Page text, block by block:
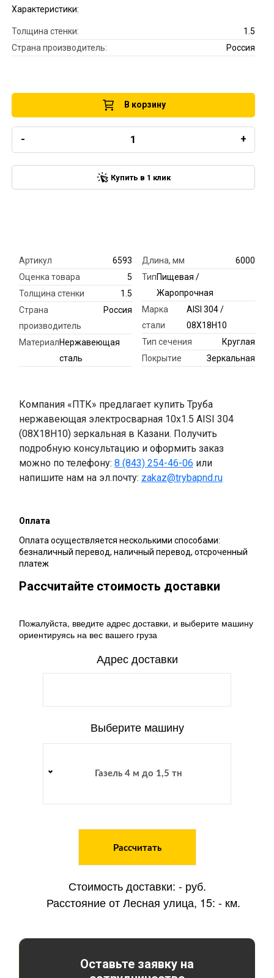
Характеристики:
Толщина стенки:
1.5
Страна производитель:
Россия
В корзину
- +
Купить в 1 клик
Артикул
6593
Оценка товара
5
Толщина стенки
1.5
Страна
производитель
Россия
МатериалНержавеющая
сталь
Длина, мм
6000
ТипПищевая /
Жаропрочная
Марка
стали
AISI 304 /
08Х18Н10
Тип сечения
Круглая
Покрытие
Зеркальная
Компания «ПТК» предлагает купить Труба
нержавеющая электросварная 10х1.5 AISI 304
(08Х18Н10) зеркальная в Казани. Получить
подробную консультацию и оформить заказ
можно по телефону: 8 (843) 254-46-06 или
напишите нам на эл.почту: zakaz@trybapnd.ru
Оплата
Оплата осуществляется несколькими способами:
безналичный перевод, наличный перевод, отсроченный
платеж
Рассчитайте стоимость доставки
Пожалуйста, введите адрес доставки, и выберите машину
ориентируясь на вес вашего груза
Адрес доставки
Выберите машину
Газель 4 м до 1,5 тн
Рассчитать
Стоимость доставки: -руб.
Расстояние от Лесная улица, 15: -км.
Оставьте заявку на